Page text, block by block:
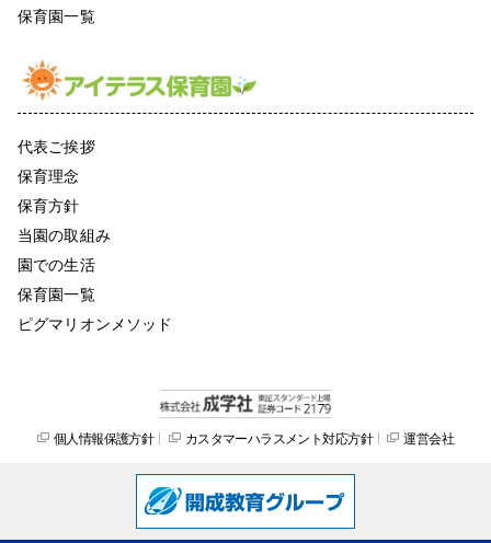
保育園一覧
代表ご挨拶
保育理念
保育方針
当園の取組み
園での生活
保育園一覧
ピグマリオンメソッド
個人情報保護方針 カスタマーハラスメント対応方針 運営会社